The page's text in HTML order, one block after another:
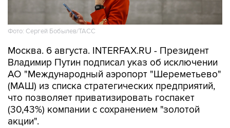
Фото: Сергей Бобылев/ТАСС
Москва. 6 августа. INTERFAX.RU - Президент
Владимир Путин подписал указ об исключении
АО "Международный аэропорт "Шереметьево"
(МАШ) из списка стратегических предприятий,
что позволяет приватизировать госпакет
(30,43%) компании с сохранением "золотой
акции".